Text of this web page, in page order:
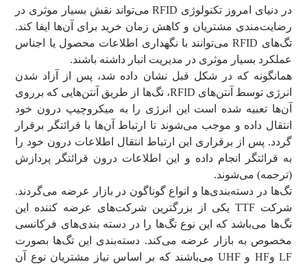
در دنیای امروز تکنولوژی RFID می‌تواند نقش بسیار موثری در
رضایت‌مندی مشتریان و کاهش زمان خرید برای آن‌ها ایفا کند.
تگ‌های RFID می‌توانند با نگهداری اطلاعات محصول یا اجناس
عملکرد بسیار موثری در مدیریت انبار داشته باشند.
همانگونه که در شکل قبل نشان داده شد، پس از آزاد شدن
انرژی توسط آنتن‌های RFID، تگ‌ها از طریق آنتن‌هایی که برروی
آن‌ها تعبیه شده است این انرژی را به میکروچیپ درون خود
انتقال داده و موجب می‌شوند تا ارتباط آن‌ها با قرائتگر برقرار
گردد. پس از برقراری این ارتباط انتقال اطلاعات درون خود را
به قرائتگر انجام داده و این اطلاعات درون قرائتگر پردازش
(ترجمه) می‌شوند.
تگ‌ها در دسته‌بندی‌ها و انواع گوناگون در بازار عرضه می‌گردند.
شرکت TTF یکی از بزرگترین شرکت‌های عرضه کننده این
تگ‌ها می‌باشد که این نوع تگ‌ها را در دسته بندی‌های فرکانسی
مخصوص به بازار عرضه می‌کند. دسته‌بندی این تگ‌ها بصورت
LF وHF و UHF می‌باشند که بر اساس نیاز مشتریان نوع آن